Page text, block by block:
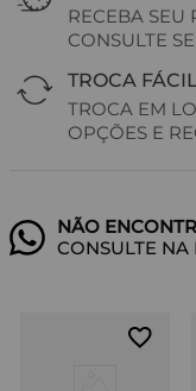
RECEBA SEU
CONSULTE
TROCA FÁCIL
TROCA EM
OPÇÕES E
CONSULTE